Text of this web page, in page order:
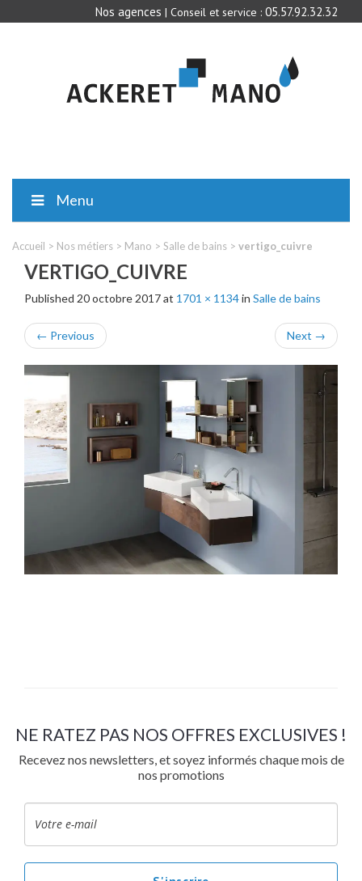
Nos agences | Conseil et service : 05.57.92.32.32
Menu
Accueil > Nos métiers > Mano > Salle de bains > vertigo_cuivre
VERTIGO_CUIVRE
Published 20 octobre 2017at 1701 × 1134in Salle de bains
← Previous Next →
NE RATEZ PAS NOS OFFRES EXCLUSIVES !
Recevez nos newsletters, et soyez informés chaque mois de
nos promotions